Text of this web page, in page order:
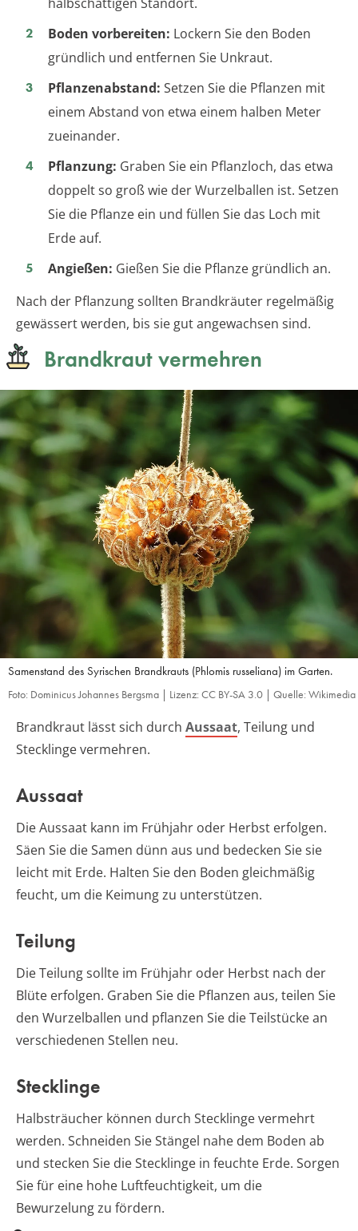
Boden vorbereiten: Lockern Sie den Boden
gründlich und entfernen Sie Unkraut.
Pflanzenabstand: Setzen Sie die Pflanzen mit
einem Abstand von etwa einem halben Meter
zueinander.
Pflanzung: Graben Sie ein Pflanzloch, das etwa
doppelt so groß wie der Wurzelballen ist. Setzen
Sie die Pflanze ein und füllen Sie das Loch mit
Erde auf.
Angießen: Gießen Sie die Pflanze gründlich an.
Nach der Pflanzung sollten Brandkräuter regelmäßig
gewässert werden, bis sie gut angewachsen sind.
Brandkraut vermehren
Samenstand des Syrischen Brandkrauts (Phlomis russeliana) im Garten.
Foto: Dominicus Johannes Bergsma | Lizenz: CC BY-SA 3.0 | Quelle: Wikimedia
Brandkraut lässt sich durch Aussaat, Teilung und
Stecklinge vermehren.
Aussaat
Die Aussaat kann im Frühjahr oder Herbst erfolgen.
Säen Sie die Samen dünn aus und bedecken Sie sie
leicht mit Erde. Halten Sie den Boden gleichmäßig
feucht, um die Keimung zu unterstützen.
Teilung
Die Teilung sollte im Frühjahr oder Herbst nach der
Blüte erfolgen. Graben Sie die Pflanzen aus, teilen Sie
den Wurzelballen und pflanzen Sie die Teilstücke an
verschiedenen Stellen neu.
Stecklinge
Halbsträucher können durch Stecklinge vermehrt
werden. Schneiden Sie Stängel nahe dem Boden ab
und stecken Sie die Stecklinge in feuchte Erde. Sorgen
Sie für eine hohe Luftfeuchtigkeit, um die
Bewurzelung zu fördern.